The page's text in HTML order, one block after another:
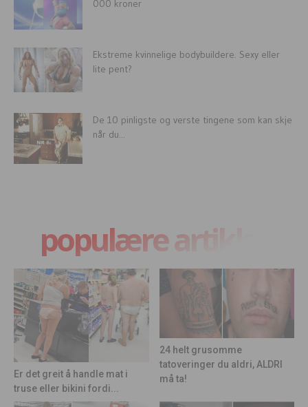
000 kroner
Ekstreme kvinnelige bodybuildere. Sexy eller
lite pent?
De 10 pinligste og verste tingene som kan skje
når du...
populære artikler
Er det greit å handle mat i
truse eller bikini fordi...
24 helt grusomme
tatoveringer du aldri, ALDRI
må ta!